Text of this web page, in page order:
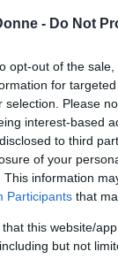
- Do Not
opt-out of the
for
selection. Please
interest-based
to third
of your
This information
Participants that
that this website/
but not
alla
dover
mi
in più